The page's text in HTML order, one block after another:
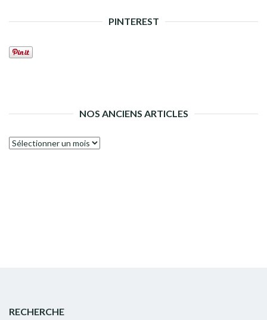
PINTEREST
NOS ANCIENS ARTICLES
Nos
RECHERCHE